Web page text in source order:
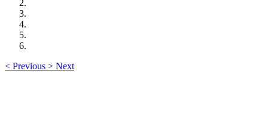
< Previous > Next